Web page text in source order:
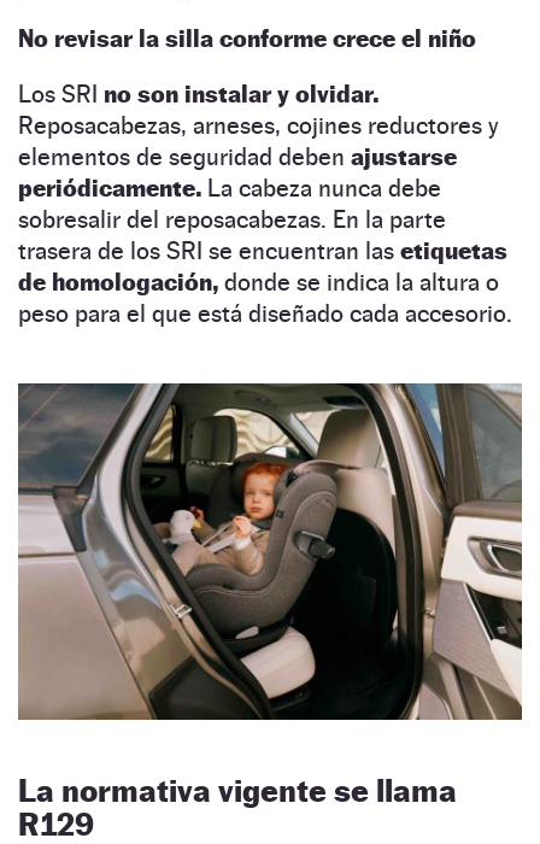
No revisar la silla conforme crece el niño
Los SRI no son instalar y olvidar.
Reposacabezas, arneses, cojines reductores y
elementos de seguridad deben ajustarse
periódicamente. La cabeza nunca debe
sobresalir del reposacabezas. En la parte
trasera de los SRI se encuentran las etiquetas
de homologación, donde se indica la altura o
peso para el que está diseñado cada accesorio.
La normativa vigente se llama
R129